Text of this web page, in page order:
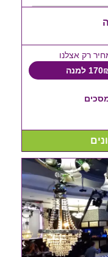
רק אצלנו
למנה